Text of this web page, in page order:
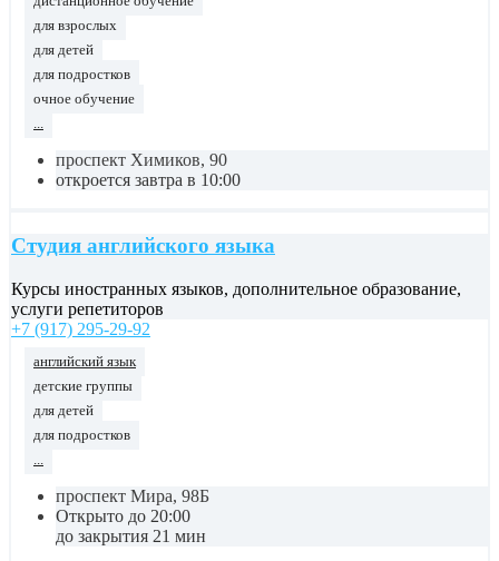
для взрослых
для детей
для подростков
очное обучение
...
проспект Химиков, 90
откроется завтра в 10:00
Студия английского языка
Курсы иностранных языков, дополнительное образование,
услуги репетиторов
+7 (917) 295-29-92
английский язык
детские группы
для детей
для подростков
проспект Мира, 98Б
Открыто до 20:00
до закрытия 21 мин